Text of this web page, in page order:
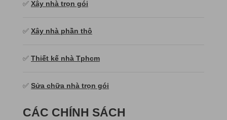
✅ Xây nhà trọn gói
✅ Xây nhà phần thô
✅ Thiết kế nhà Tphcm
✅ Sửa chữa nhà trọn gói
CÁC CHÍNH SÁCH